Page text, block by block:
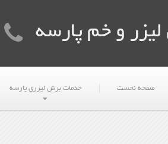
و خم پارسه
صفحه نخست خدمات برش لیزری پارسه